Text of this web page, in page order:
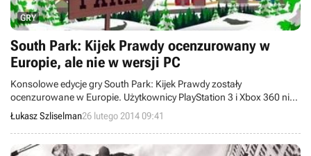
GRY
South Park: Kijek Prawdy ocenzurowany w
Europie, ale nie w wersji PC
Konsolowe edycje gry South Park: Kijek Prawdy zostały
ocenzurowane w Europie. Użytkownicy PlayStation 3 i Xbox 360 nie
zobaczą w sumie siedmiu krótkich scen uznanych za zbyt dosadne.
Restrykcje nie dotyczą jednak wersji PC.
Łukasz Szliselman26 lutego 2014 09:41